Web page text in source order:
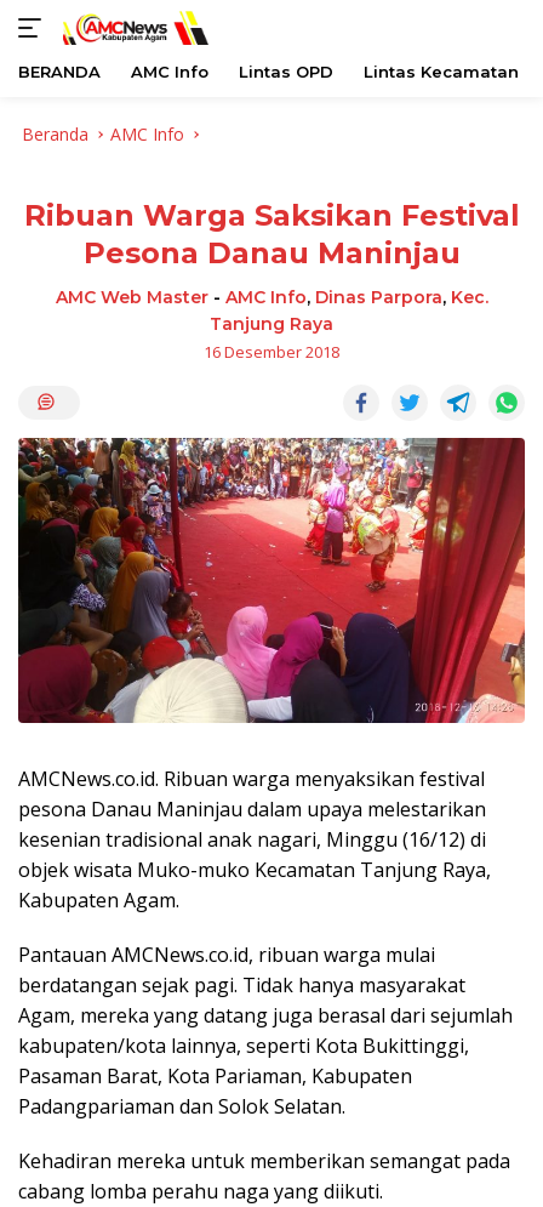
BERANDA AMC Info Lintas OPD Lintas Kecamatan
Beranda AMC Info
Ribuan Warga Saksikan Festival
Pesona Danau Maninjau
AMC Web Master- AMC Info, Dinas Parpora, Kec.
Tanjung Raya
16 Desember 2018
AMCNews.co.id. Ribuan warga menyaksikan festival
pesona Danau Maninjau dalam upaya melestarikan
kesenian tradisional anak nagari, Minggu (16/12) di
objek wisata Muko-muko Kecamatan Tanjung Raya,
Kabupaten Agam.
Pantauan AMCNews.co.id, ribuan warga mulai
berdatangan sejak pagi. Tidak hanya masyarakat
Agam, mereka yang datang juga berasal dari sejumlah
kabupaten/kota lainnya, seperti Kota Bukittinggi,
Pasaman Barat, Kota Pariaman, Kabupaten
Padangpariaman dan Solok Selatan.
Kehadiran mereka untuk memberikan semangat pada
cabang lomba perahu naga yang diikuti.